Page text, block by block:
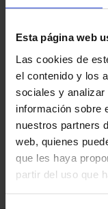
Esta página web
Las cookies de
el contenido y los
sociales y
información sobre
nuestros partners
web, quienes
que les haya
partir del uso que
SORT BY: